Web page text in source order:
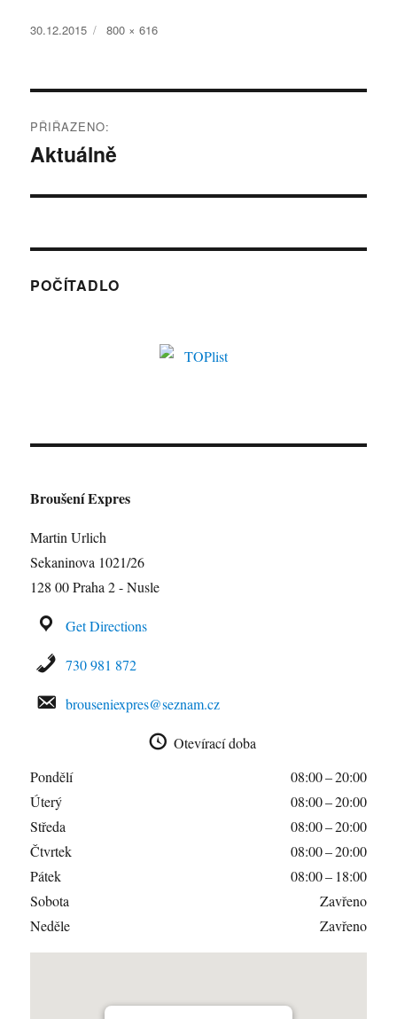
Publikováno:
30.12.2015
Původní
800 × 616
pro
PŘIŘAZENO:
Aktuálně
POČÍTADLO
Broušení Expres
Martin Urlich
Sekaninova 1021/26
128 00 Praha 2 - Nusle
Get Directions
730 981 872
brouseniexpres@seznam.cz
Otevírací doba
Pondělí
08:00 – 20:00
Úterý
08:00 – 20:00
Středa
08:00 – 20:00
Čtvrtek
08:00 – 20:00
Pátek
08:00 – 18:00
Sobota
Zavřeno
Neděle
Zavřeno